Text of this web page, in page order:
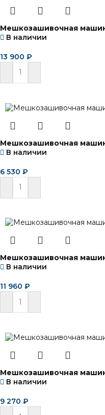
Мешкозашивочная
В наличии
13 900 ₽
Мешкозашивочная
В наличии
6 530 ₽
Мешкозашивочная
В наличии
11 960 ₽
Мешкозашивочная
В наличии
9 270 ₽